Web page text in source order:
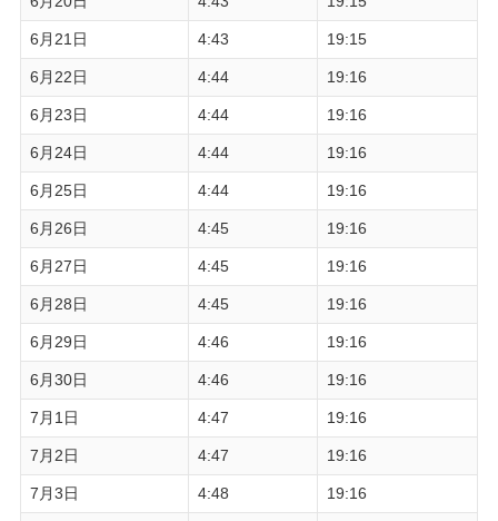
6月21日 4:43 19:15
6月22日 4:44 19:16
6月23日 4:44 19:16
6月24日 4:44 19:16
6月25日 4:44 19:16
6月26日 4:45 19:16
6月27日 4:45 19:16
6月28日 4:45 19:16
6月29日 4:46 19:16
6月30日 4:46 19:16
7月1日 4:47 19:16
7月2日 4:47 19:16
7月3日 4:48 19:16